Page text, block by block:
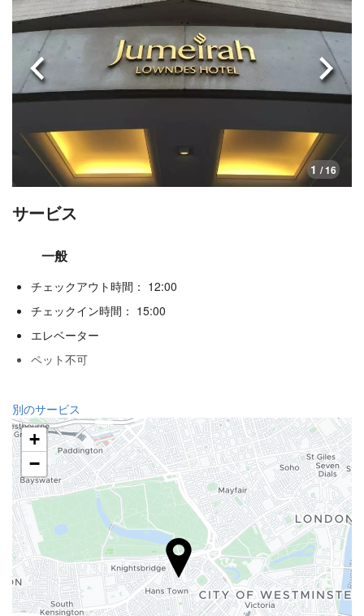
1 / 16
前へ 次へ
サービス
一般
チェックアウト時間： 12:00
チェックイン時間： 15:00
エレベーター
ペット不可
レセプションサービス
24時間対応フロント
荷物預かり
飲食
アラカルトレストラン
バー
インターネット
別のサービス
+
−